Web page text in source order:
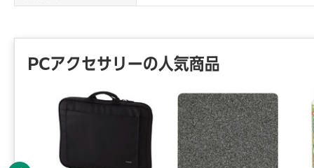
PCアクセサリーの人気商品